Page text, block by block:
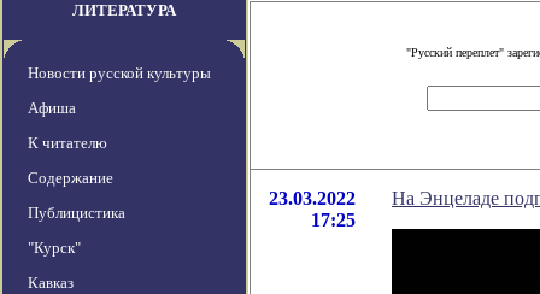
ЛИТЕРАТУРА
Новости русской культуры
Афиша
К читателю
Содержание
Публицистика
"Курск"
Кавказ
"Русский переплет"
23.03.2022
17:25
На Энцеладе